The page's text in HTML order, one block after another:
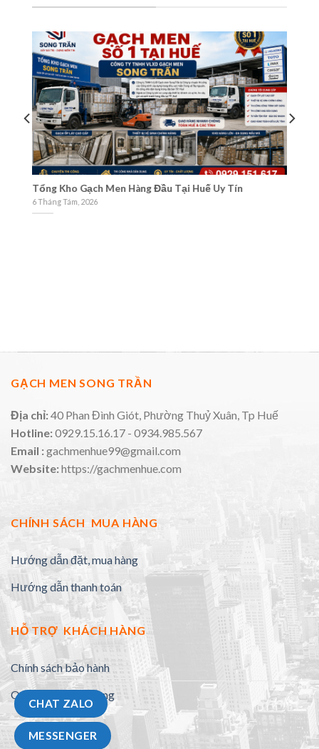
Tổng Kho Gạch Men Hàng Đầu Tại Huế Uy Tín
6 Tháng Tám, 2026
GẠCH MEN SONG TRẦN
Địa chỉ:40 Phan Đình Giót, Phường Thuỷ Xuân, Tp Huế
Hotline:0929.15.16.17 - 0934.985.567
Email :gachmenhue99@gmail.com
Website:https://gachmenhue.com
CHÍNH SÁCH MUA HÀNG
Hướng dẫn đặt, mua hàng
Hướng dẫn thanh toán
HỖ TRỢ KHÁCH HÀNG
Chính sách bảo hành
Quy định đổi trả hàng
CHAT ZALO
MESSENGER